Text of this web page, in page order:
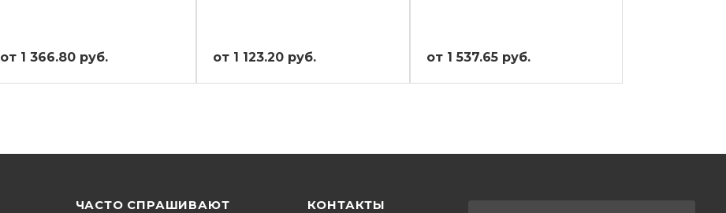
от 1 366.80 руб. от 1 123.20 руб. от 1 537.65 руб.
ЧАСТО СПРАШИВАЮТ КОНТАКТЫ